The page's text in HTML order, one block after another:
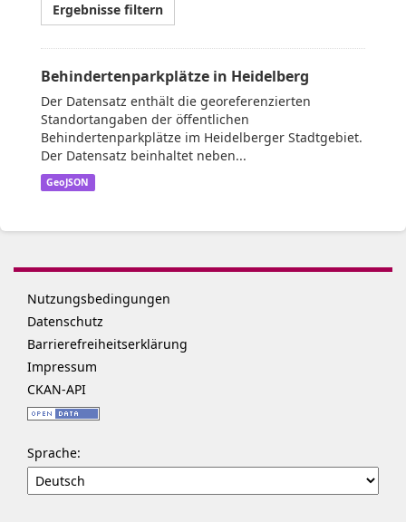
Ergebnisse filtern
Behindertenparkplätze in Heidelberg
Der Datensatz enthält die georeferenzierten
Standortangaben der öffentlichen
Behindertenparkplätze im Heidelberger Stadtgebiet.
Der Datensatz beinhaltet neben...
GeoJSON
Nutzungsbedingungen
Datenschutz
Barrierefreiheitserklärung
Impressum
CKAN-API
Sprache